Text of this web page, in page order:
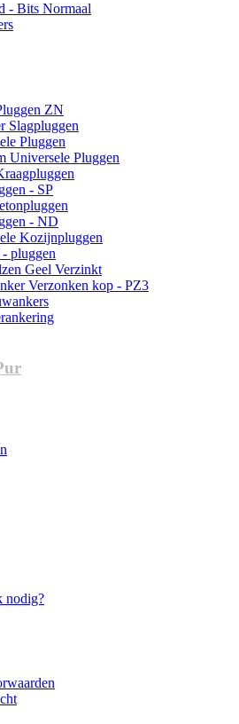
- Bits Normaal
ZN
Slagpluggen
Pluggen
Universele Pluggen
- SP
- ND
Kozijnpluggen
pluggen
Geel Verzinkt
Verzonken kop - PZ3
nodig?